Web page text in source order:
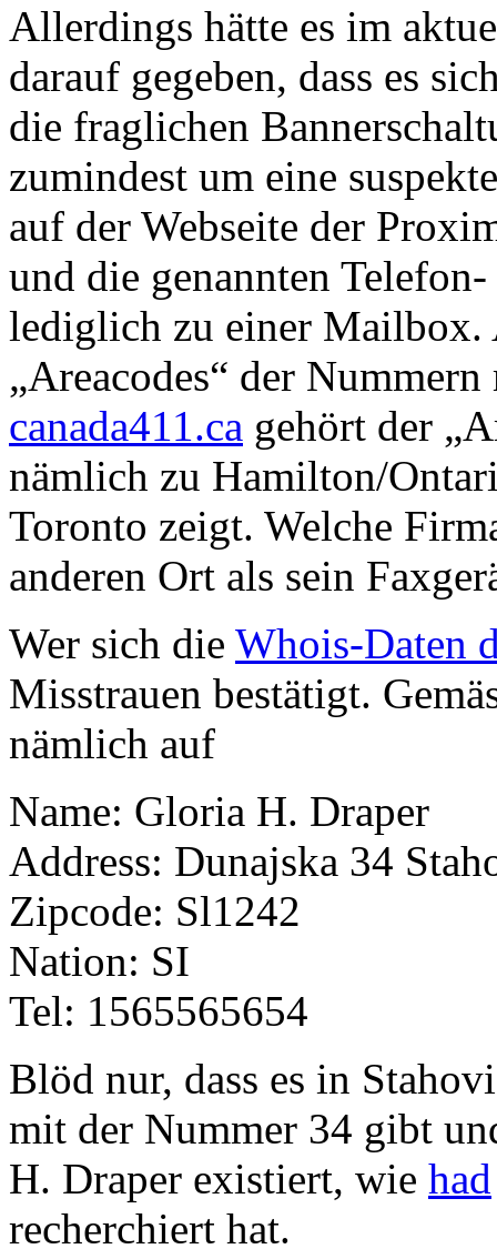
Allerdings hätte es im
darauf gegeben, dass es
die fraglichen
zumindest um eine
auf der Webseite der
und die genannten
lediglich zu einer Mailbox.
„Areacodes“ der
canada411.ca gehört der
nämlich zu Hamilton/
Toronto zeigt. Welche
anderen Ort als sein
Wer sich die Whois-Daten
Misstrauen bestätigt.
nämlich auf
Name: Gloria H. Draper
Address: Dunajska 34
Zipcode: Sl1242
Nation: SI
Tel: 1565565654
Blöd nur, dass es in
mit der Nummer 34 gibt
H. Draper existiert, wie had
recherchiert hat.